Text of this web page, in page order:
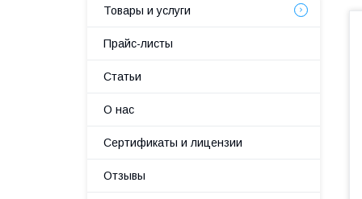
Товары и услуги
Прайс-листы
Статьи
О нас
Сертификаты и лицензии
Отзывы